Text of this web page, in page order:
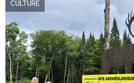
CULTURE